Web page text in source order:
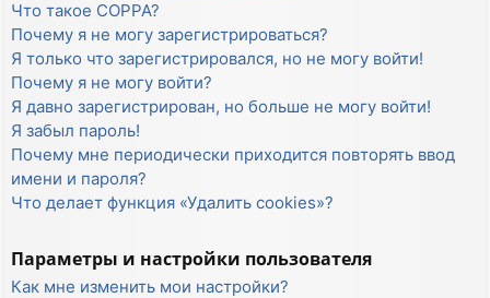
Что такое COPPA?
Почему я не могу зарегистрироваться?
Я только что зарегистрировался, но не могу войти!
Почему я не могу войти?
Я давно зарегистрирован, но больше не могу войти!
Я забыл пароль!
Почему мне периодически приходится повторять ввод
имени и пароля?
Что делает функция «Удалить cookies»?
Параметры и настройки пользователя
Как мне изменить мои настройки?